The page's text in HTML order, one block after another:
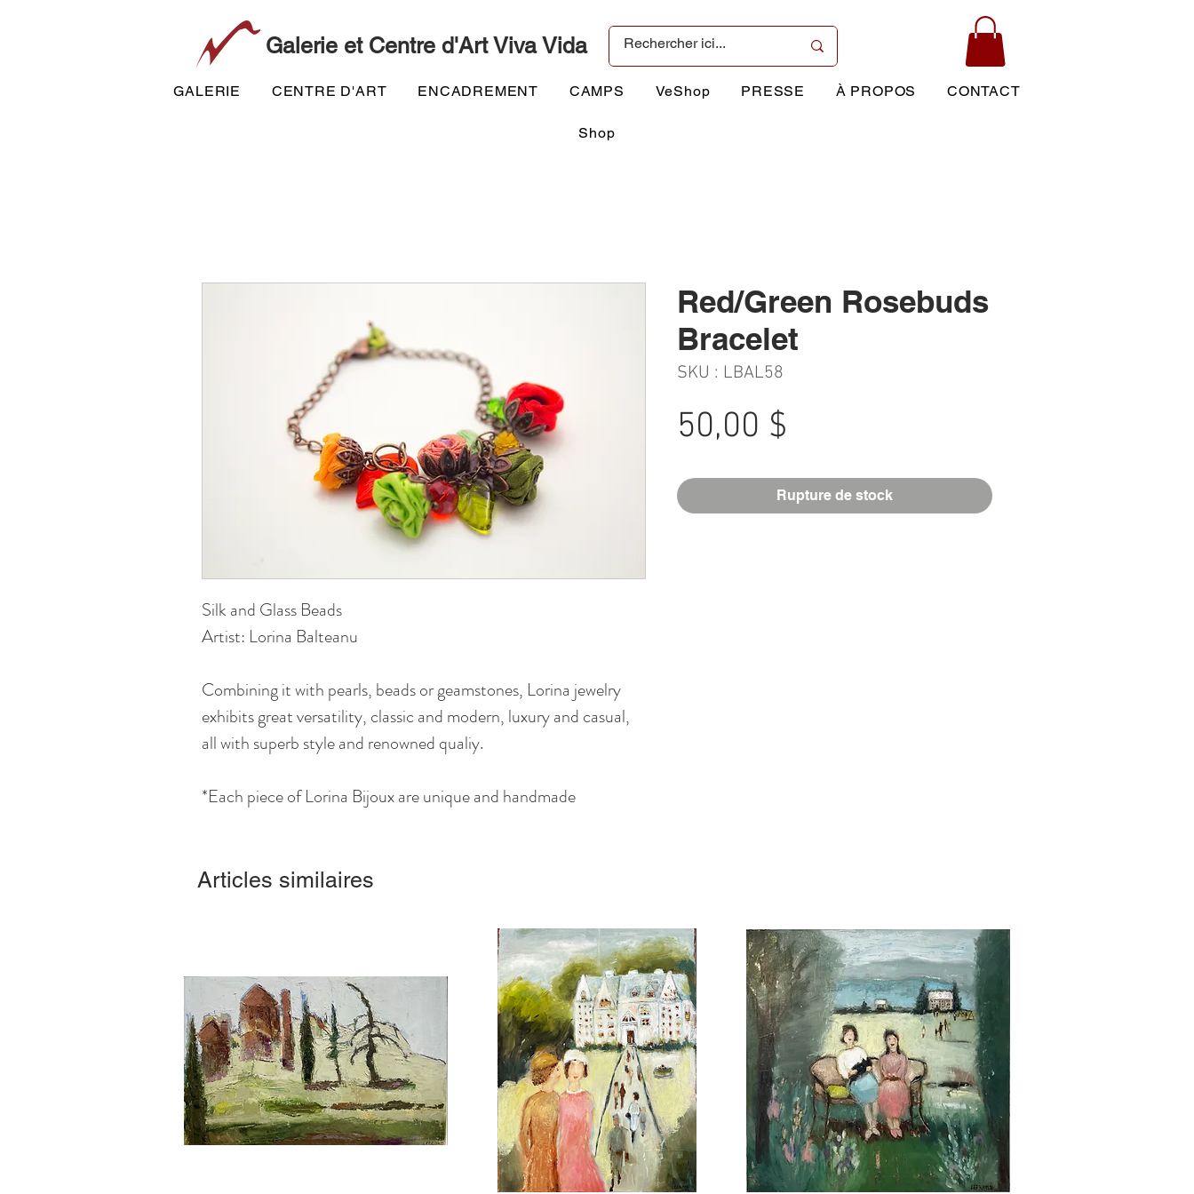
Galerie et Centre d'Art Viva Vida
GALERIE CENTRE D'ART ENCADREMENT CAMPS VeShop PRESSE À PROPOS CONTACT
Shop
Silk and Glass Beads
Artist: Lorina Balteanu
Combining it with pearls, beads or geamstones, Lorina jewelry
exhibits great versatility, classic and modern, luxury and casual,
all with superb style and renowned qualiy.
*Each piece of Lorina Bijoux are unique and handmade
Red/Green Rosebuds
Bracelet
SKU : LBAL58
50,00 $
Rupture de stock
Articles similaires